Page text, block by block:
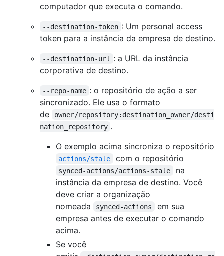
computador que executa o comando.
--destination-token : Um personal access
token para a instância da empresa de destino.
--destination-url
: a URL da instância
corporativa de destino.
--repo-name : o repositório de ação a ser
sincronizado. Ele usa o formato
de
owner/repository:destination_owner/desti
nation_repository .
O exemplo acima sincroniza o repositório
actions/stale com o repositório
synced-actions/actions-stale
na
instância da empresa de destino. Você
deve criar a organização
nomeada
synced-actions
em sua
empresa antes de executar o comando
acima.
Se você